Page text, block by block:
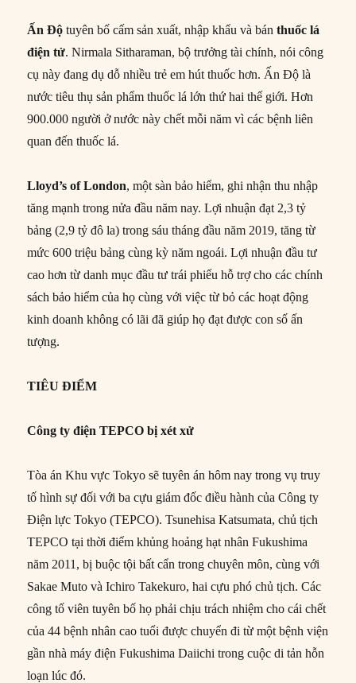
Ấn Độ tuyên bố cấm sản xuất, nhập khẩu và bánthuốc lá
điện tử. Nirmala Sitharaman, bộ trưởng tài chính, nói công
cụ này đang dụ dỗ nhiều trẻ em hút thuốc hơn. Ấn Độ là
nước tiêu thụ sản phẩm thuốc lá lớn thứ hai thế giới. Hơn
900.000 người ở nước này chết mỗi năm vì các bệnh liên
quan đến thuốc lá.
Lloyd’s ofLondon, một sàn bảo hiểm, ghi nhận thu nhập
tăng mạnh trong nửa đầu năm nay. Lợi nhuận đạt 2,3 tỷ
bảng (2,9 tỷ đô la) trong sáu tháng đầu năm 2019, tăng từ
mức 600 triệu bảng cùng kỳ năm ngoái. Lợi nhuận đầu tư
cao hơn từ danh mục đầu tư trái phiếu hỗ trợ cho các chính
sách bảo hiểm của họ cùng với việc từ bỏ các hoạt động
kinh doanh không có lãi đã giúp họ đạt được con số ấn
tượng.
TIÊU ĐIỂM
Công ty điện TEPCO bị xét xử
Tòa án Khu vực Tokyo sẽ tuyên án hôm nay trong vụ truy
tố hình sự đối với ba cựu giám đốc điều hành của Công ty
Điện lực Tokyo (TEPCO). Tsunehisa Katsumata, chủ tịch
TEPCO tại thời điểm khủng hoảng hạt nhân Fukushima
năm 2011, bị buộc tội bất cẩn trong chuyên môn, cùng với
Sakae Muto và Ichiro Takekuro, hai cựu phó chủ tịch. Các
công tố viên tuyên bố họ phải chịu trách nhiệm cho cái chết
của 44 bệnh nhân cao tuổi được chuyển đi từ một bệnh viện
gần nhà máy điện Fukushima Daiichi trong cuộc di tản hỗn
loạn lúc đó.